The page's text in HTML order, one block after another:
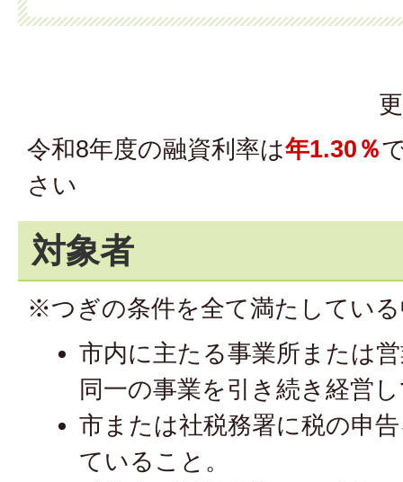
令和8年度の融資利率は年1.30％
さい
対象者
※つぎの条件を全て満たしてい
市内に主たる事業所または
同一の事業を引き続き経営
市または社税務署に税の申
ていること。